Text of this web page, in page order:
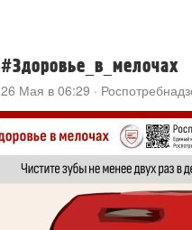
#Здоровье_в_мелочах
26 Мая в 06:29 ·